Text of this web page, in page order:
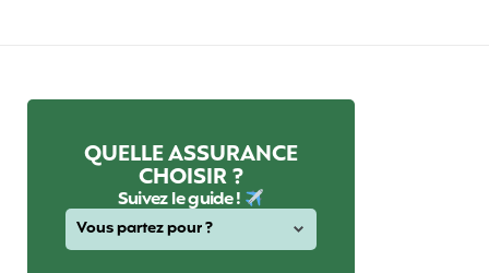
QUELLE ASSURANCE
CHOISIR ?
Suivez le guide !